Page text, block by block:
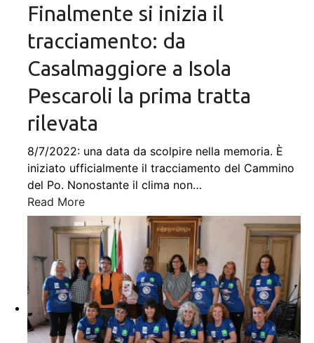
Finalmente si inizia il
tracciamento: da
Casalmaggiore a Isola
Pescaroli la prima tratta
rilevata
8/7/2022: una data da scolpire nella memoria. È
iniziato ufficialmente il tracciamento del Cammino
del Po. Nonostante il clima non…
Read More